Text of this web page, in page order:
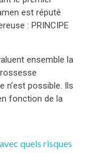
est réputé
: PRINCIPE
ensemble la
n’est possible. Ils
fonction de la
quels risques